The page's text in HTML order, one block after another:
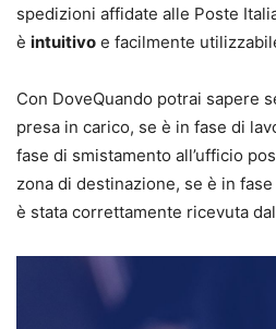
spedizioni affidate alle Poste
è intuitivo e facilmente
Con DoveQuando potrai sapere
presa in carico, se è in fase di
fase di smistamento all’ufficio
zona di destinazione, se è in
è stata correttamente ricevuta